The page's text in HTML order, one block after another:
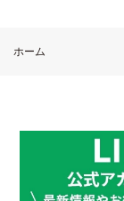
ホーム